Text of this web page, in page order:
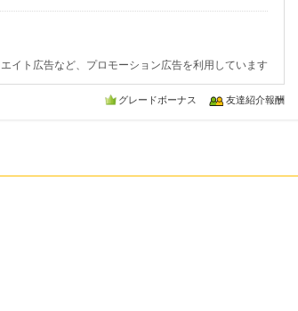
イト広告など、プロモーション広告を利用しています
グレードボーナス 友達紹介報酬